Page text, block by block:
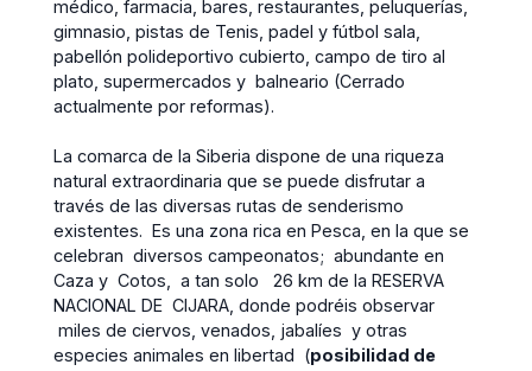
médico, farmacia, bares, restaurantes, peluquerías,
gimnasio, pistas de Tenis, padel y fútbol sala,
pabellón polideportivo cubierto, campo de tiro al
plato, supermercados y balneario (Cerrado
actualmente por reformas).
La comarca de la Siberia dispone de una riqueza
natural extraordinaria que se puede disfrutar a
través de las diversas rutas de senderismo
existentes. Es una zona rica en Pesca, en la que se
celebran diversos campeonatos; abundante en
Caza y Cotos, a tan solo 26 km de la RESERVA
NACIONAL DE CIJARA, donde podréis observar
miles de ciervos, venados, jabalíes y otras
especies animales en libertad (posibilidad de